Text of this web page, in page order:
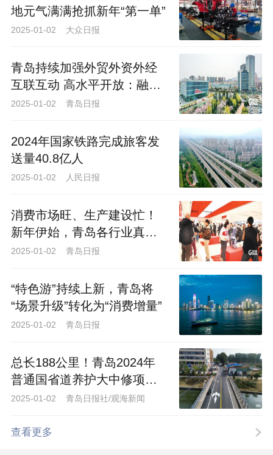
王修伟颁发聘书，聘请其为中韩街道商会
名誉会长；区政协副主席、工商联主席王
兴武为新当选商会会长单位代表张卫华授
牌，其他与会相关领导为新一届当选的商
会副会长、理事、监事单位代表授牌。
新当选商会会长、青岛凤鸣北都数字
经济产业园有限公司董事长张卫华作表态
发言。他表示，将本着“充分发挥桥梁纽带
作用，更好地为企业和企业家服务”的宗
旨，用好自身媒体资源、讲好商会品牌故
事、做好资源联动实践，为大家创造资源
共享、政企互动、共赢发展的平台，不断
地元气满满抢抓新年“第一单”
2025-01-02 大众日报
青岛持续加强外贸外资外经
互联互动 高水平开放：融入
双循环 积蓄新动能
2025-01-02 青岛日报
2024年国家铁路完成旅客发
送量40.8亿人
2025-01-02 人民日报
消费市场旺、生产建设忙！
新年伊始，青岛各行业真抓
实干促发展
2025-01-02 青岛日报
“特色游”持续上新，青岛将
“场景升级”转化为“消费增量”
2025-01-02 青岛日报
总长188公里！青岛2024年
普通国省道养护大中修项目
全部完工
2025-01-02 青岛日报社/观海新闻
查看更多